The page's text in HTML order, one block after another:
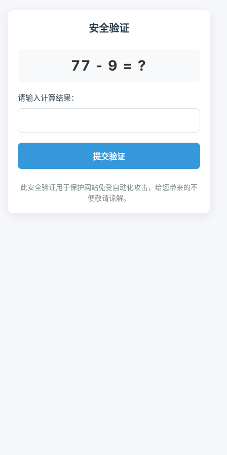
安全验证
77 - 9 = ?
请输入计算结果：
提交验证
此安全验证用于保护网站免受自动化攻击，给您带来的不
便敬请谅解。